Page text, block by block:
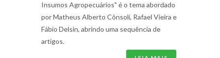
Insumos Agropecuários" é o tema abordado
por Matheus Alberto Cônsoli, Rafael Vieira e
Fábio Delsin, abrindo uma sequência de
artigos.